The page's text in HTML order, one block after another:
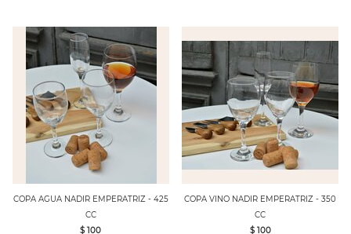
COPA AGUA NADIR EMPERATRIZ - 425
CC
$ 100
COPA VINO NADIR EMPERATRIZ - 350
CC
$ 100